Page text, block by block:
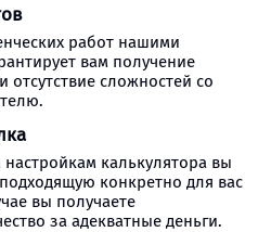
работ нашими
вам получение
отсутствие сложностей со
калькулятора вы
конкретно для вас
вы получаете
за адекватные деньги.